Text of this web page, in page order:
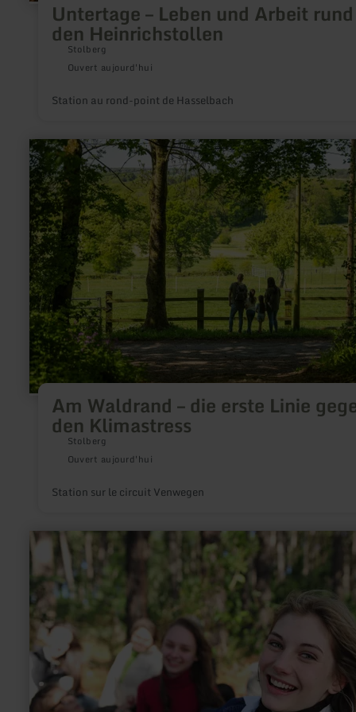
Untertage – Leben und Arbeit
den Heinrichstollen
Stolberg
Ouvert aujourd'hui
Station au rond-point de Hasselbach
Am Waldrand – die erste Linie
den Klimastress
Stolberg
Ouvert aujourd'hui
Station sur le circuit Venwegen
en
savoir
plus
sur
Am
Waldrand
–
die
erste
Linie
gegen
den
Klimastress
en
savoir
sur
FTB-
Adventures